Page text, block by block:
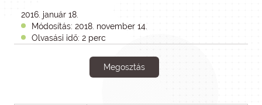
2016. január 18.
Módosítás: 2018. november 14.
Olvasási idő: 2 perc
Megosztás